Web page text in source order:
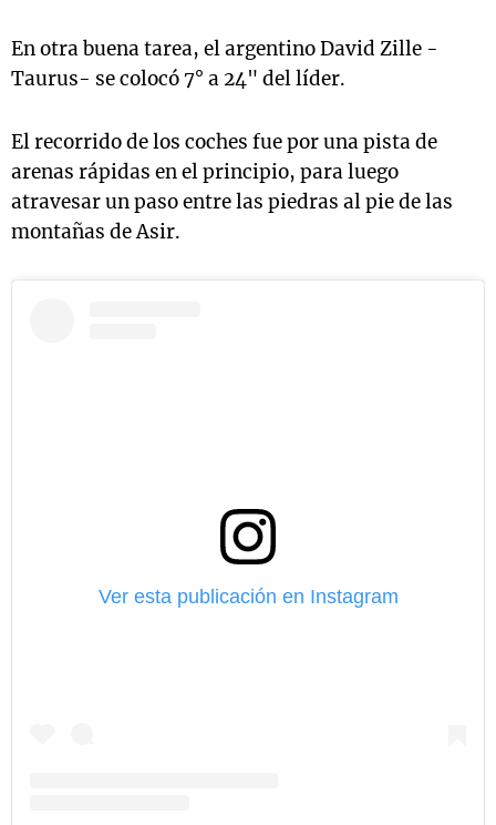
En otra buena tarea, el argentino David Zille -
Taurus- se colocó 7° a 24" del líder.
El recorrido de los coches fue por una pista de
arenas rápidas en el principio, para luego
atravesar un paso entre las piedras al pie de las
montañas de Asir.
Ver esta publicación en Instagram